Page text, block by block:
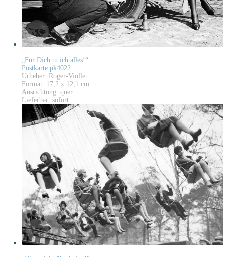
„Für Dich tu ich alles!“
Postkarte pk4022
Urheber: Roger-Viollet
Format: 17,2 x 12,1 cm
Ausrichtung: quer
Lieferbar: sofort